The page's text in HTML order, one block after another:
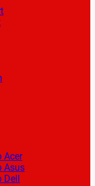
Acer
Asus
Dell